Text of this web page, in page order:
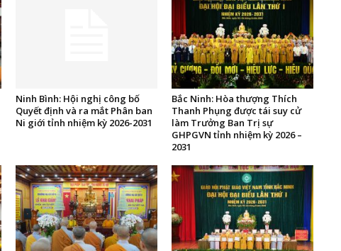
Ninh Bình: Hội nghị công bố
Quyết định và ra mắt Phân ban
Ni giới tỉnh nhiệm kỳ 2026-2031
Bắc Ninh: Hòa thượng Thích
Thanh Phụng được tái suy cử
làm Trưởng Ban Trị sự
GHPGVN tỉnh nhiệm kỳ 2026 –
2031